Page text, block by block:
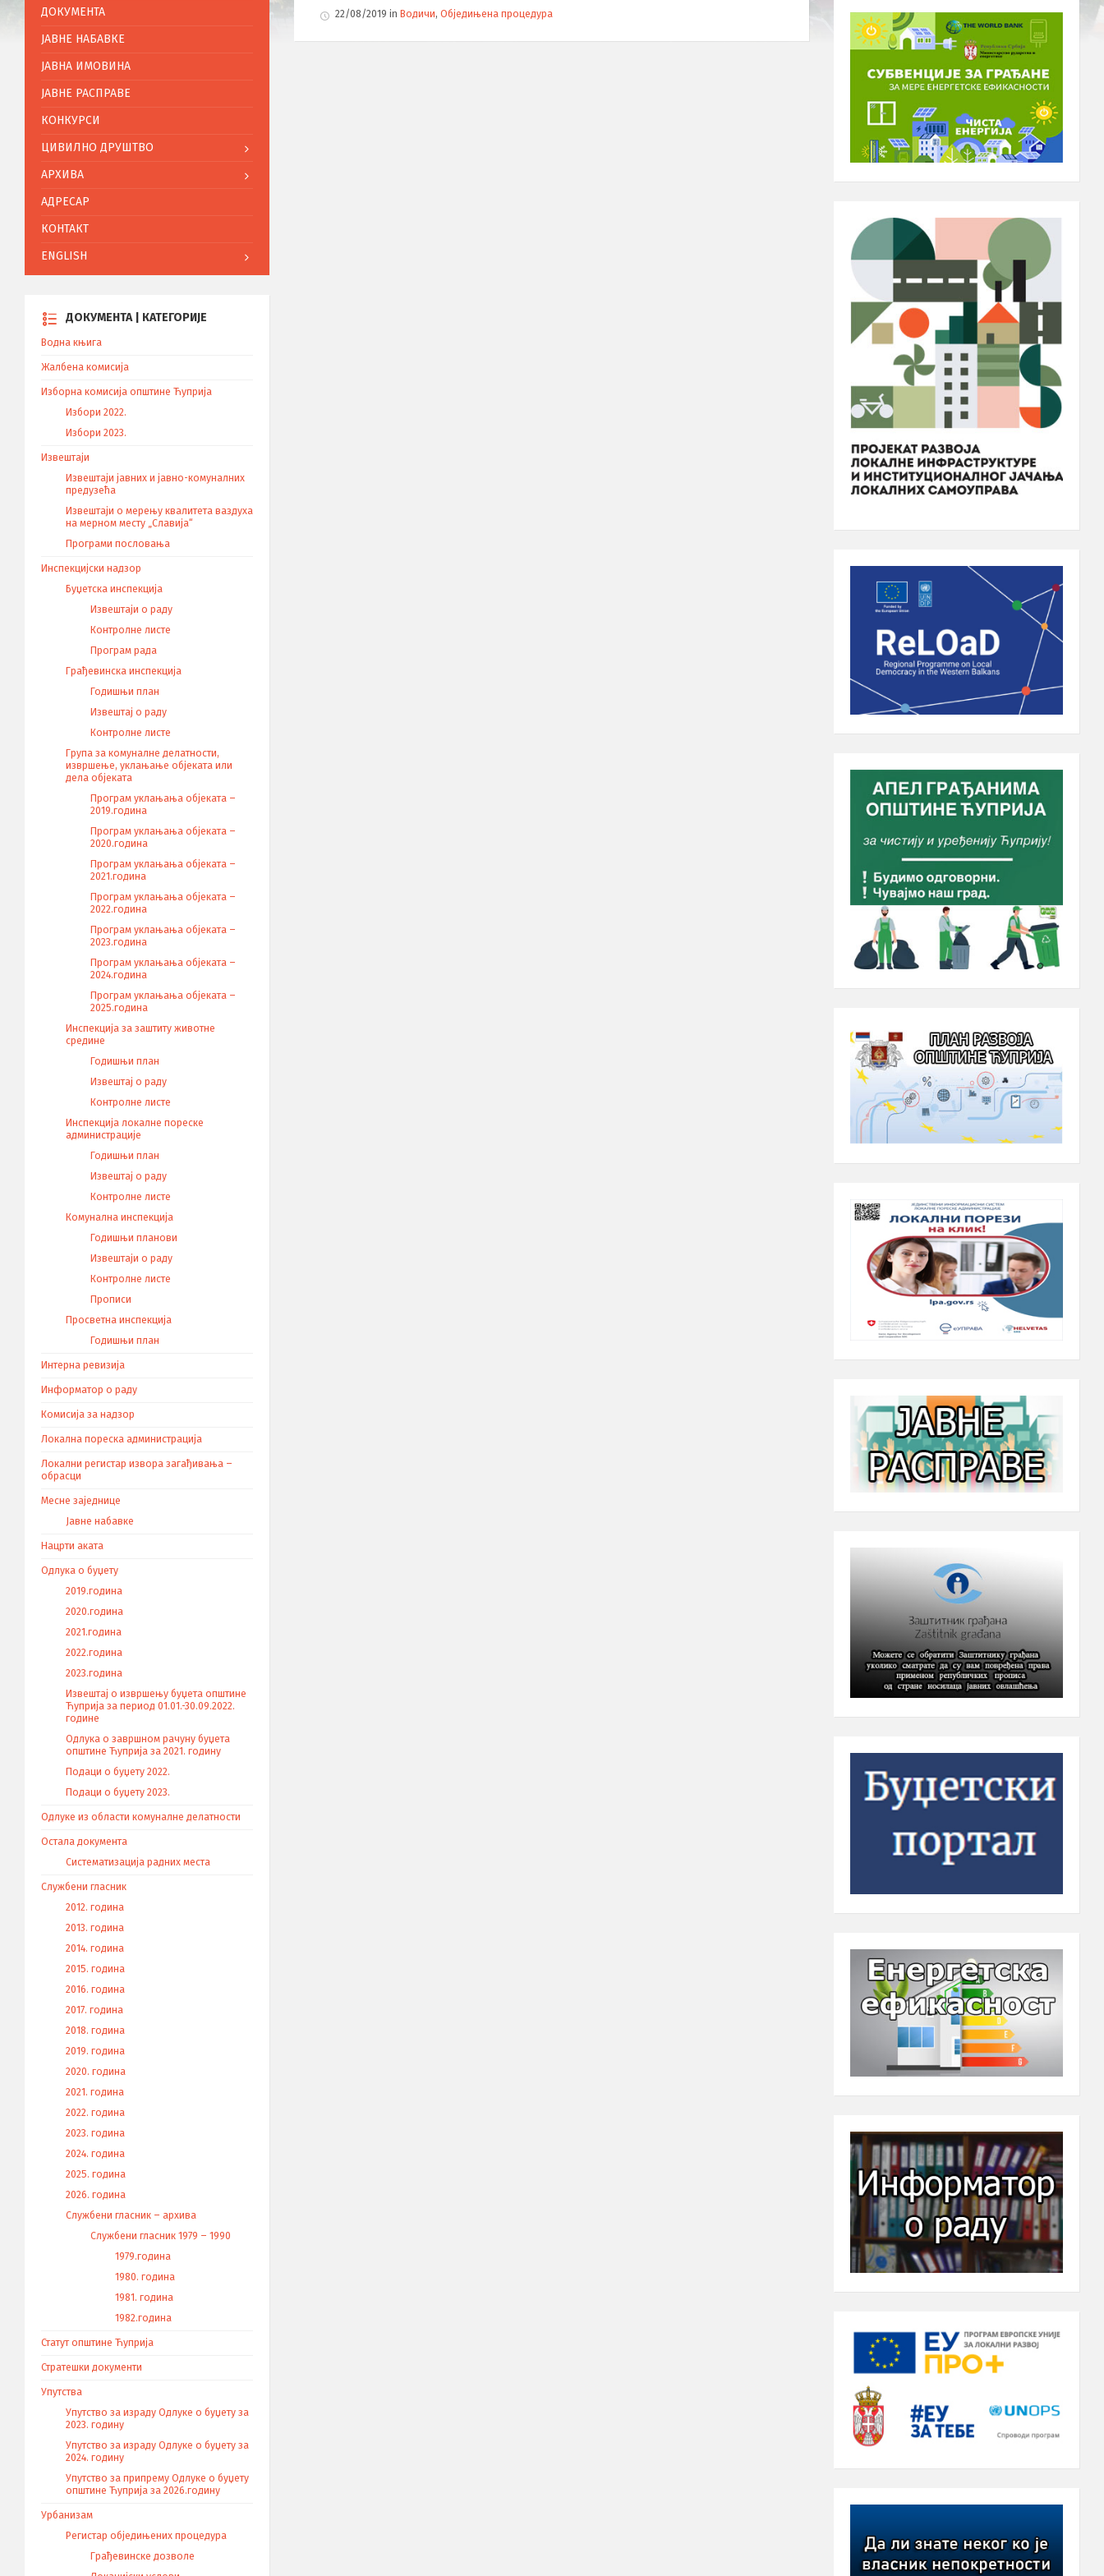
22/08/2019in Водичи,Обједињена процедура
ДОКУМЕНТА
ЈАВНЕ НАБАВКЕ
ЈАВНА ИМОВИНА
ЈАВНЕ РАСПРАВЕ
КОНКУРСИ
ЦИВИЛНО ДРУШТВО
АРХИВА
АДРЕСАР
КОНТАКТ
ENGLISH
ДОКУМЕНТА | КАТЕГОРИЈЕ
Водна књига
Жалбена комисија
Изборна комисија општине Ћуприја
Избори 2022.
Избори 2023.
Извештаји
Извештаји јавних и јавно-комуналних
предузећа
Извештаји о мерењу квалитета ваздуха
на мерном месту „Славија“
Програми пословања
Инспекцијски надзор
Буџетска инспекција
Извештаји о раду
Контролне листе
Програм рада
Грађевинска инспекција
Годишњи план
Извештај о раду
Контролне листе
Група за комуналне делатности,
извршење, уклањање објеката или
дела објеката
Програм уклањања објеката –
2019.година
Програм уклањања објеката –
2020.година
Програм уклањања објеката –
2021.година
Програм уклањања објеката –
2022.година
Програм уклањања објеката –
2023.година
Програм уклањања објеката –
2024.година
Програм уклањања објеката –
2025.година
Инспекција за заштиту животне
средине
Годишњи план
Извештај о раду
Контролне листе
Инспекција локалне пореске
администрације
Годишњи план
Извештај о раду
Контролне листе
Комунална инспекција
Годишњи планови
Извештаји о раду
Контролне листе
Прописи
Просветна инспекција
Годишњи план
Интерна ревизија
Информатор о раду
Комисија за надзор
Локална пореска администрација
Локални регистар извора загађивања –
обрасци
Месне заједнице
Јавне набавке
Нацрти аката
Одлука о буџету
2019.година
2020.година
2021.година
2022.година
2023.година
Извештај о извршењу буџета општине
Ћуприја за период 01.01.-30.09.2022.
године
Одлука о завршном рачуну буџета
општине Ћуприја за 2021. годину
Подаци о буџету 2022.
Подаци о буџету 2023.
Одлуке из области комуналне делатности
Остала документа
Систематизација радних места
Службени гласник
2012. година
2013. година
2014. година
2015. година
2016. година
2017. година
2018. година
2019. година
2020. година
2021. година
2022. година
2023. година
2024. година
2025. година
2026. година
Службени гласник – архива
Службени гласник 1979 – 1990
1979.година
1980. година
1981. година
1982.година
Статут општине Ћуприја
Стратешки документи
Упутства
Упутство за израду Одлуке о буџету за
2023. годину
Упутство за израду Одлуке о буџету за
2024. годину
Упутство за припрему Одлуке о буџету
општине Ћуприја за 2026.годину
Урбанизам
Регистар обједињених процедура
Грађевинске дозволе